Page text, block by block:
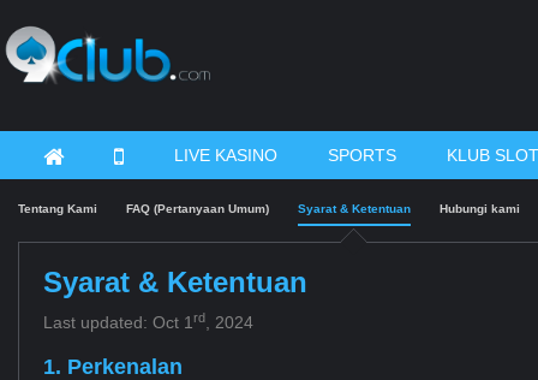
LIVE KASINO SPORTS KLUB
Tentang Kami FAQ (Pertanyaan Umum) Syarat & Ketentuan Hubungi kami
Syarat & Ketentuan
Last updated: Oct 1 rd , 2024
1. Perkenalan